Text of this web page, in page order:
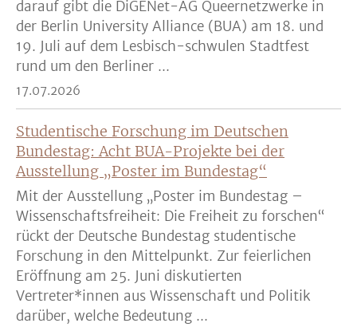
darauf gibt die DiGENet-AG Queernetzwerke in
der Berlin University Alliance (BUA) am 18. und
19. Juli auf dem Lesbisch-schwulen Stadtfest
rund um den Berliner ...
17.07.2026
Studentische Forschung im Deutschen
Bundestag: Acht BUA-Projekte bei der
Ausstellung „Poster im Bundestag“
Mit der Ausstellung „Poster im Bundestag –
Wissenschaftsfreiheit: Die Freiheit zu forschen“
rückt der Deutsche Bundestag studentische
Forschung in den Mittelpunkt. Zur feierlichen
Eröffnung am 25. Juni diskutierten
Vertreter*innen aus Wissenschaft und Politik
darüber, welche Bedeutung ...